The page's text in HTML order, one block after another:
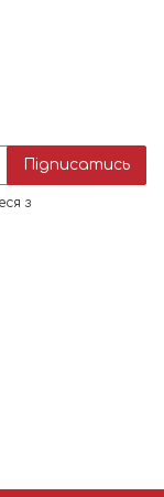
Підписатись
з